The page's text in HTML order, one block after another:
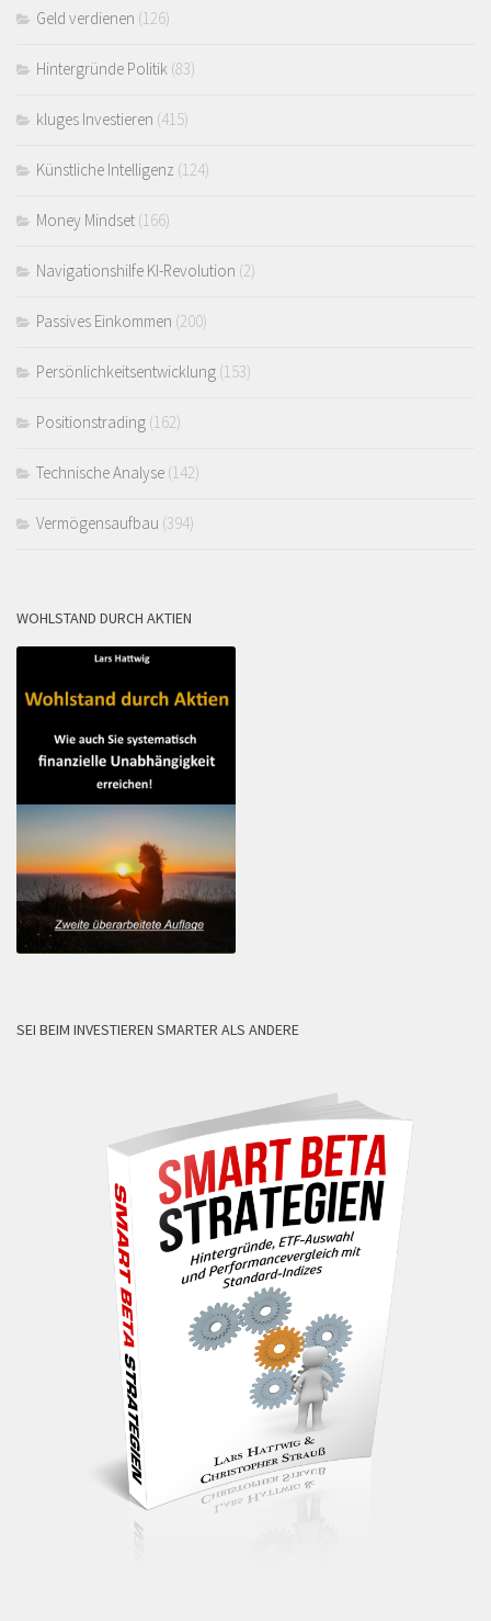
Geld verdienen (126)
Hintergründe Politik (83)
kluges Investieren (415)
Künstliche Intelligenz (124)
Money Mindset (166)
Navigationshilfe KI-Revolution (2)
Passives Einkommen (200)
Persönlichkeitsentwicklung (153)
Positionstrading (162)
Technische Analyse (142)
Vermögensaufbau (394)
WOHLSTAND DURCH AKTIEN
SEI BEIM INVESTIEREN SMARTER ALS ANDERE